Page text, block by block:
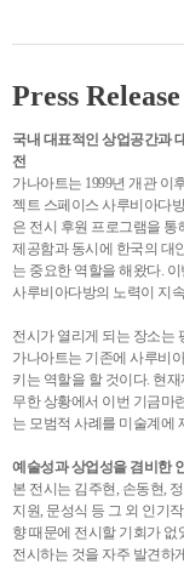
Press Release
국내 대표적인 상업공간과
전
가나아트는 1999년 개관 이
젝트 스페이스 사루비아다
은 전시 후원 프로그램을
제공함과 동시에 한국의 대
는 중요한 역할을 해왔다.
사루비아다방의 노력이 지
전시가 열리게 되는 장소는
가나아트는 기존에 사루비
키는 역할을 할 것이다. 현
무한 상황에서 이번 기금마
는 모범적 사례를 미술계에
예술성과 상업성을 겸비한
본 전시는 김주현, 손동현,
지원, 문성식 등 그 외 인기
향 때문에 전시할 기회가 없
전시하는 것을 자주 발견하